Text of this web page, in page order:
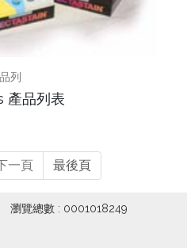
列
品列表
一頁 最後頁
瀏覽總數 : 0001018249